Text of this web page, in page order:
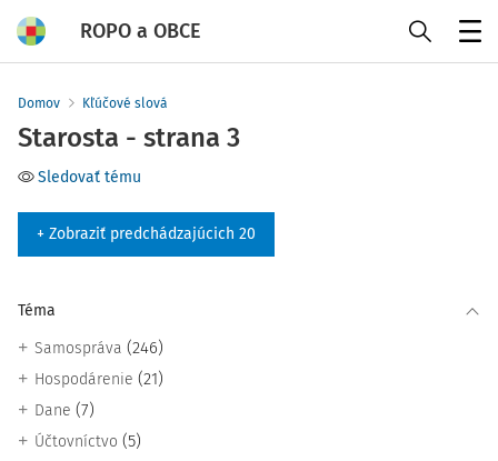
ROPO a OBCE
Domov Kľúčové slová
Starosta - strana 3
Sledovať tému
+ Zobraziť predchádzajúcich 20
Téma
Samospráva (246)
Hospodárenie (21)
Dane (7)
Účtovníctvo (5)